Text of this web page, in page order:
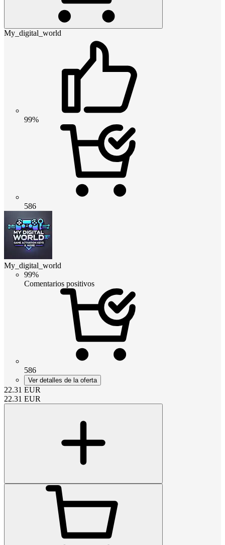
My_digital_world
99%
586
My_digital_world
99%
Comentarios positivos
586
Ver detalles de la oferta
22.31 EUR
22.31 EUR